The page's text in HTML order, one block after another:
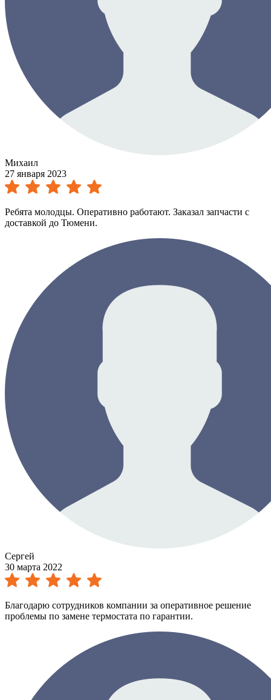
Михаил
27 января 2023
Ребята молодцы. Оперативно работают. Заказал запчасти с
доставкой до Тюмени.
Сергей
30 марта 2022
Благодарю сотрудников компании за оперативное решение
проблемы по замене термостата по гарантии.